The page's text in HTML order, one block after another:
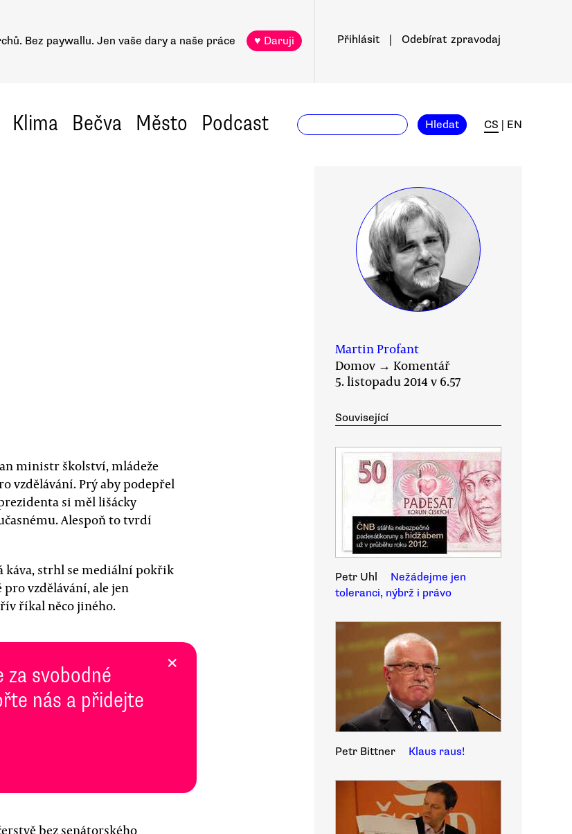
Bez paywallu. Jen vaše dary a naše práce ♥ Daruji Přihlásit Odebírat zpravodaj
Klima Bečva Město Podcast Hledat CS EN
ministr školství, mládeže
vzdělávání. Prý aby podepřel
si měl lišácky
Alespoň to tvrdí
káva, strhl se mediální pokřik
vzdělávání, ale jen
říkal něco jiného.
svobodné
nás a přidejte
×
bez senátorského
Martin Profant
Domov → Komentář
5. listopadu 2014 v 6.57
Související
Petr Uhl
Nežádejme jen
toleranci, nýbrž i právo
Petr Bittner Klaus raus!